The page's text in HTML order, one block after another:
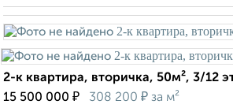
2-к квартира, вторичка, 50м², 3/12
15 500 000 ₽ 308 200 ₽ за м²